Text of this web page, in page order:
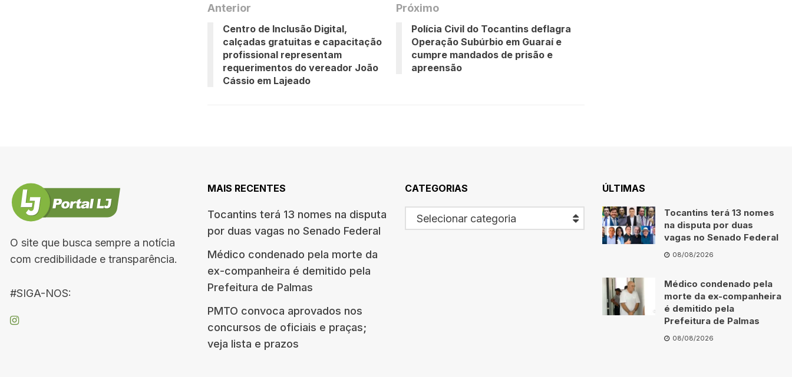
Anterior
Centro de Inclusão Digital,
calçadas gratuitas e capacitação
profissional representam
requerimentos do vereador João
Cássio em Lajeado
Próximo
Polícia Civil do Tocantins deflagra
Operação Subúrbio em Guaraí e
cumpre mandados de prisão e
apreensão
O site que busca sempre a notícia
com credibilidade e transparência.
#SIGA-NOS:
MAIS RECENTES
Tocantins terá 13 nomes na disputa
por duas vagas no Senado Federal
Médico condenado pela morte da
ex-companheira é demitido pela
Prefeitura de Palmas
PMTO convoca aprovados nos
concursos de oficiais e praças;
veja lista e prazos
CATEGORIAS
Selecionar categoria
ÚLTIMAS
Tocantins terá 13 nomes
na disputa por duas
vagas no Senado Federal
08/08/2026
Médico condenado pela
morte da ex-companheira
é demitido pela
Prefeitura de Palmas
08/08/2026